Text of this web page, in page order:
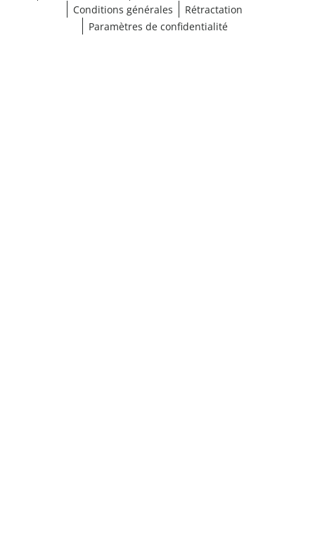
Conditions générales
Rétractation
Paramètres de confidentialité